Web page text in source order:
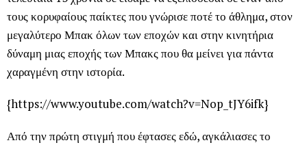
τους κορυφαίους παίκτες που γνώρισε ποτέ το άθλημα, στον
μεγαλύτερο Μπακ όλων των εποχών και στην κινητήρια
δύναμη μιας εποχής των Μπακς που θα μείνει για πάντα
χαραγμένη στην ιστορία.
{https://www.youtube.com/watch?v=Nop_tJY6ifk}
Από την πρώτη στιγμή που έφτασες εδώ, αγκάλιασες το